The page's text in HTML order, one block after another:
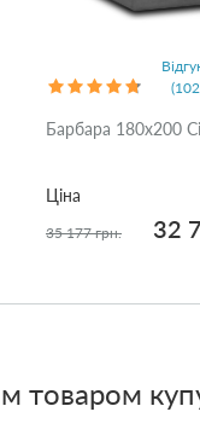
Барбара 180x200
Ціна
35 177 грн. 32
товаром